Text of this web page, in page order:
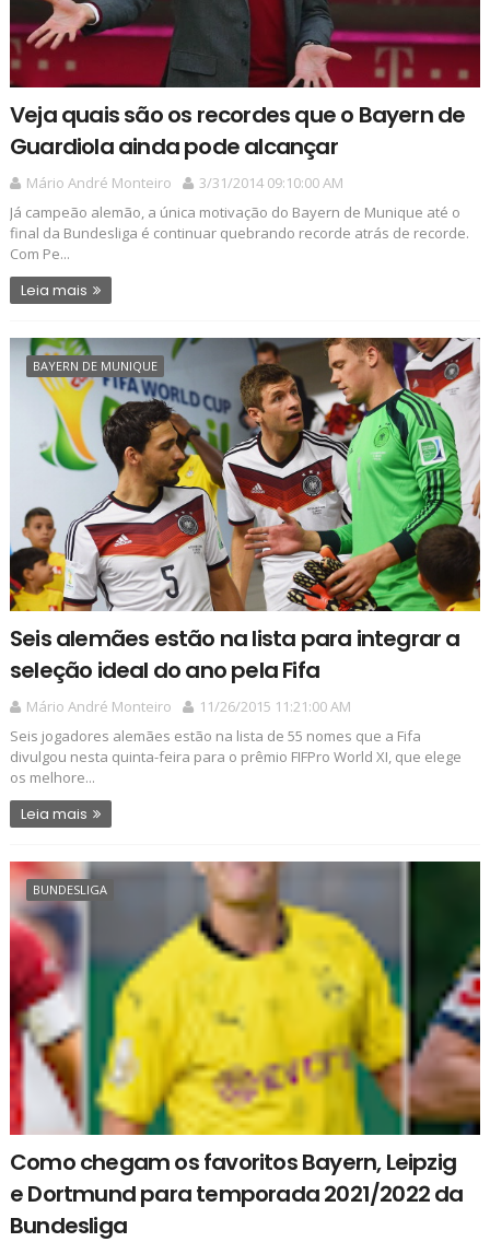
Veja quais são os recordes que o Bayern de
Guardiola ainda pode alcançar
Mário André Monteiro
3/31/2014 09:10:00 AM
Já campeão alemão, a única motivação do Bayern de Munique até o
final da Bundesliga é continuar quebrando recorde atrás de recorde.
Com Pe...
Leia mais
BAYERN DE MUNIQUE
Seis alemães estão na lista para integrar a
seleção ideal do ano pela Fifa
Mário André Monteiro
11/26/2015 11:21:00 AM
Seis jogadores alemães estão na lista de 55 nomes que a Fifa
divulgou nesta quinta-feira para o prêmio FIFPro World XI, que elege
os melhore...
Leia mais
BUNDESLIGA
Como chegam os favoritos Bayern, Leipzig
e Dortmund para temporada 2021/2022 da
Bundesliga